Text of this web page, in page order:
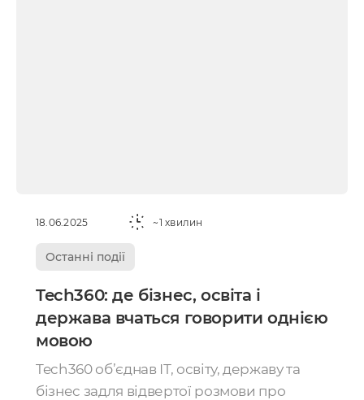
18.06.2025 ~1 хвилин
Останні події
Tech360: де бізнес, освіта і
держава вчаться говорити однією
мовою
Tech360 об’єднав ІТ, освіту, державу та
бізнес задля відвертої розмови про